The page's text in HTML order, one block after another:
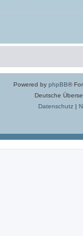
Powered by phpBB®
Deutsche
Datenschutz|